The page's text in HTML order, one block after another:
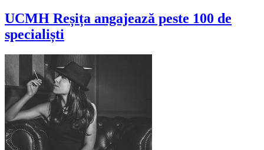
UCMH Reșița angajează peste 100 de
specialiști